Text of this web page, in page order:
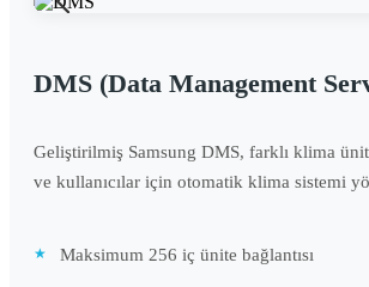
DMS (Data Management
Geliştirilmiş Samsung DMS, farklı klima
ve kullanıcılar için otomatik klima sistemi
Maksimum 256 iç ünite bağlantısı